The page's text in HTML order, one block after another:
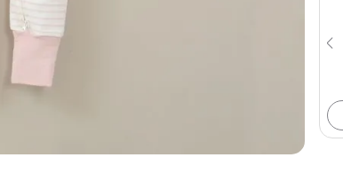
Poleron Infant Niña Azul
$7495